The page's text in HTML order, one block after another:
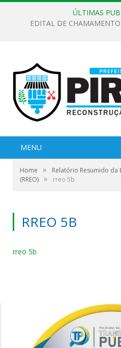
ÚLTIMAS
EDITAL DE
MENU
Home »
Relatório Resumido da
(RREO) » rreo 5b
RREO 5B
rreo 5b